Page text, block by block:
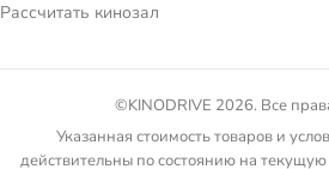
Рассчитать кинозал
©KINODRIVE 2026. Все
Указанная стоимость товаров и
действительны по состоянию на